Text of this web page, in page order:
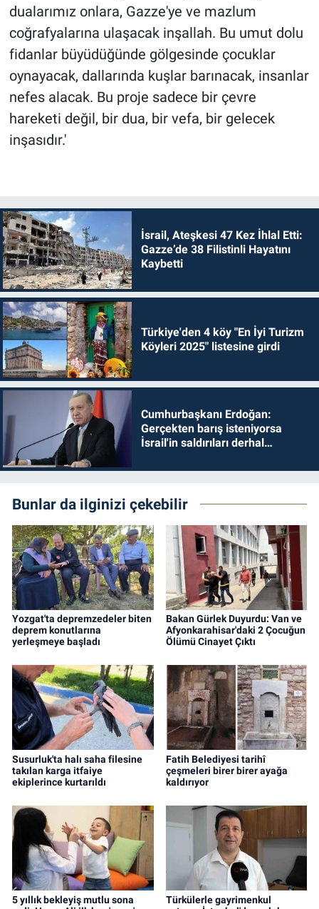
dualarımız onlara, Gazze'ye ve mazlum
coğrafyalarına ulaşacak inşallah. Bu umut dolu
fidanlar büyüdüğünde gölgesinde çocuklar
oynayacak, dallarında kuşlar barınacak, insanlar
nefes alacak. Bu proje sadece bir çevre
hareketi değil, bir dua, bir vefa, bir gelecek
inşasıdır.'
İsrail, Ateşkesi 47 Kez İhlal Etti:
Gazze’de 38 Filistinli Hayatını
Kaybetti
Türkiye'den 4 köy "En İyi Turizm
Köyleri 2025" listesine girdi
Cumhurbaşkanı Erdoğan:
Gerçekten barış isteniyorsa
İsrail'in saldırıları derhal
Bunlar da ilginizi çekebilir
Yozgat'ta depremzedeler biten
deprem konutlarına
yerleşmeye başladı
Bakan Gürlek Duyurdu: Van ve
Afyonkarahisar'daki 2 Çocuğun
Ölümü Cinayet Çıktı
Susurluk'ta halı saha filesine
takılan karga itfaiye
ekiplerince kurtarıldı
Fatih Belediyesi tarihî
çeşmeleri birer birer ayağa
kaldırıyor
5 yıllık bekleyiş mutlu sona
Türkülerle gayrimenkul